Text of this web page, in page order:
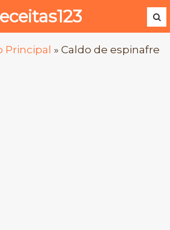
Principal » Caldo de espinafre